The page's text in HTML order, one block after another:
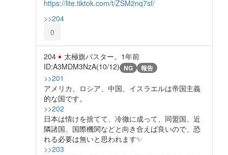
https://lite.tiktok.com/t/ZSM2nq7sf/
>>204
0
204 太極旗バスター。 1年前
ID:A3MDM3NzA(10/12) NG 報告
>>201
アメリカ、ロシア、中国、イスラエルは帝国主義
的な国です。
>>202
日本は情けを捨てて、冷徹に成って、同盟国、近
隣諸国、国際機関などと向き合えば良いので、恐
れる必要は無いと思われます✨️
>>203